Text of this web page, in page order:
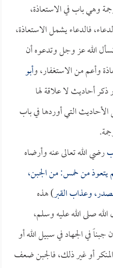
وهي باب في الاستعاذة،
فالدعاء يشمل الاستعاذة،
الله عز وجل وتدعوه أن
وأعم من الاستغفار، وأبو
ذكر أحاديث لا علاقة لها
الأحاديث التي أوردها في باب
رضي الله تعالى عنه وأرضاه
يتعوذ من خمس: من الجبن،
وعذاب القبر) هذه
صلى الله عليه وسلم،
في الجهاد في سبيل الله أو
أو غير ذلك، فالجبن ضعف